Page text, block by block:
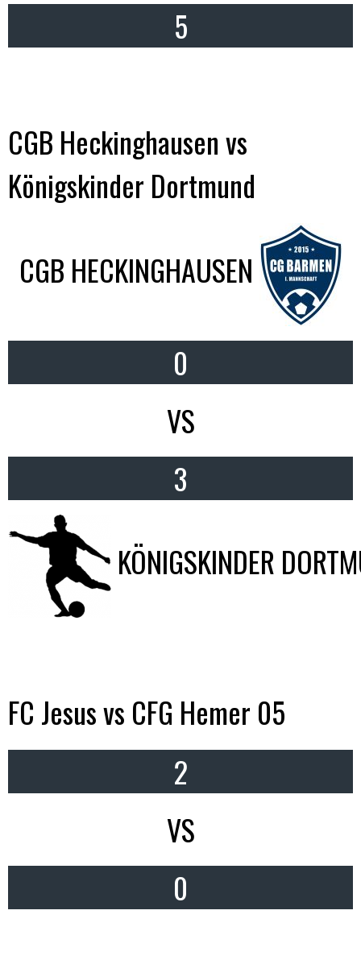
5
CGB Heckinghausen vs
Königskinder Dortmund
CGB HECKINGHAUSEN
0
VS
3
KÖNIGSKINDER
FC Jesus vs CFG Hemer 05
2
VS
0